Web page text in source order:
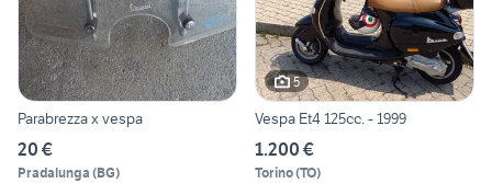
Parabrezza x vespa
20 €
Pradalunga (BG)
5
Vespa Et4 125cc. - 1999
1.200 €
Torino(TO)